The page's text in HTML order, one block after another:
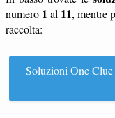
numero 1 al 11, mentre
raccolta:
Soluzioni One